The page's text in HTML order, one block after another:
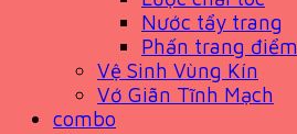
Nước tẩy trang
Phấn trang điểm
Vệ Sinh Vùng Kín
Vớ Giãn Tĩnh Mạch
combo